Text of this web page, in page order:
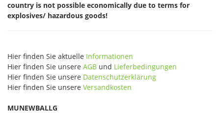
country is not possible economically due to terms for
explosives/ hazardous goods!
Hier finden Sie aktuelle Informationen
Hier finden Sie unsere AGB und Lieferbedingungen
Hier finden Sie unsere Datenschutzerklärung
Hier finden Sie unsere Versandkosten
MUNEWBALLG